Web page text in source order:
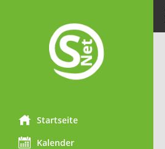
Startseite
Kalender